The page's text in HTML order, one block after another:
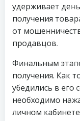
удерживает
получения
от
продавцов.
Финальным
получения. Как
убедились в его
необходимо
личном